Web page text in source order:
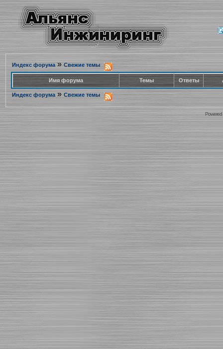
Индекс форума» Свежие темы
Имя форума Темы Ответы
Индекс форума » Свежие темы